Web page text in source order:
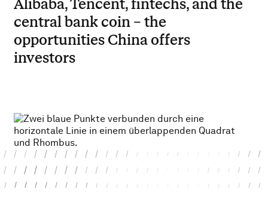
Alibaba, Tencent, fintechs, and the
central bank coin – the
opportunities China offers
investors